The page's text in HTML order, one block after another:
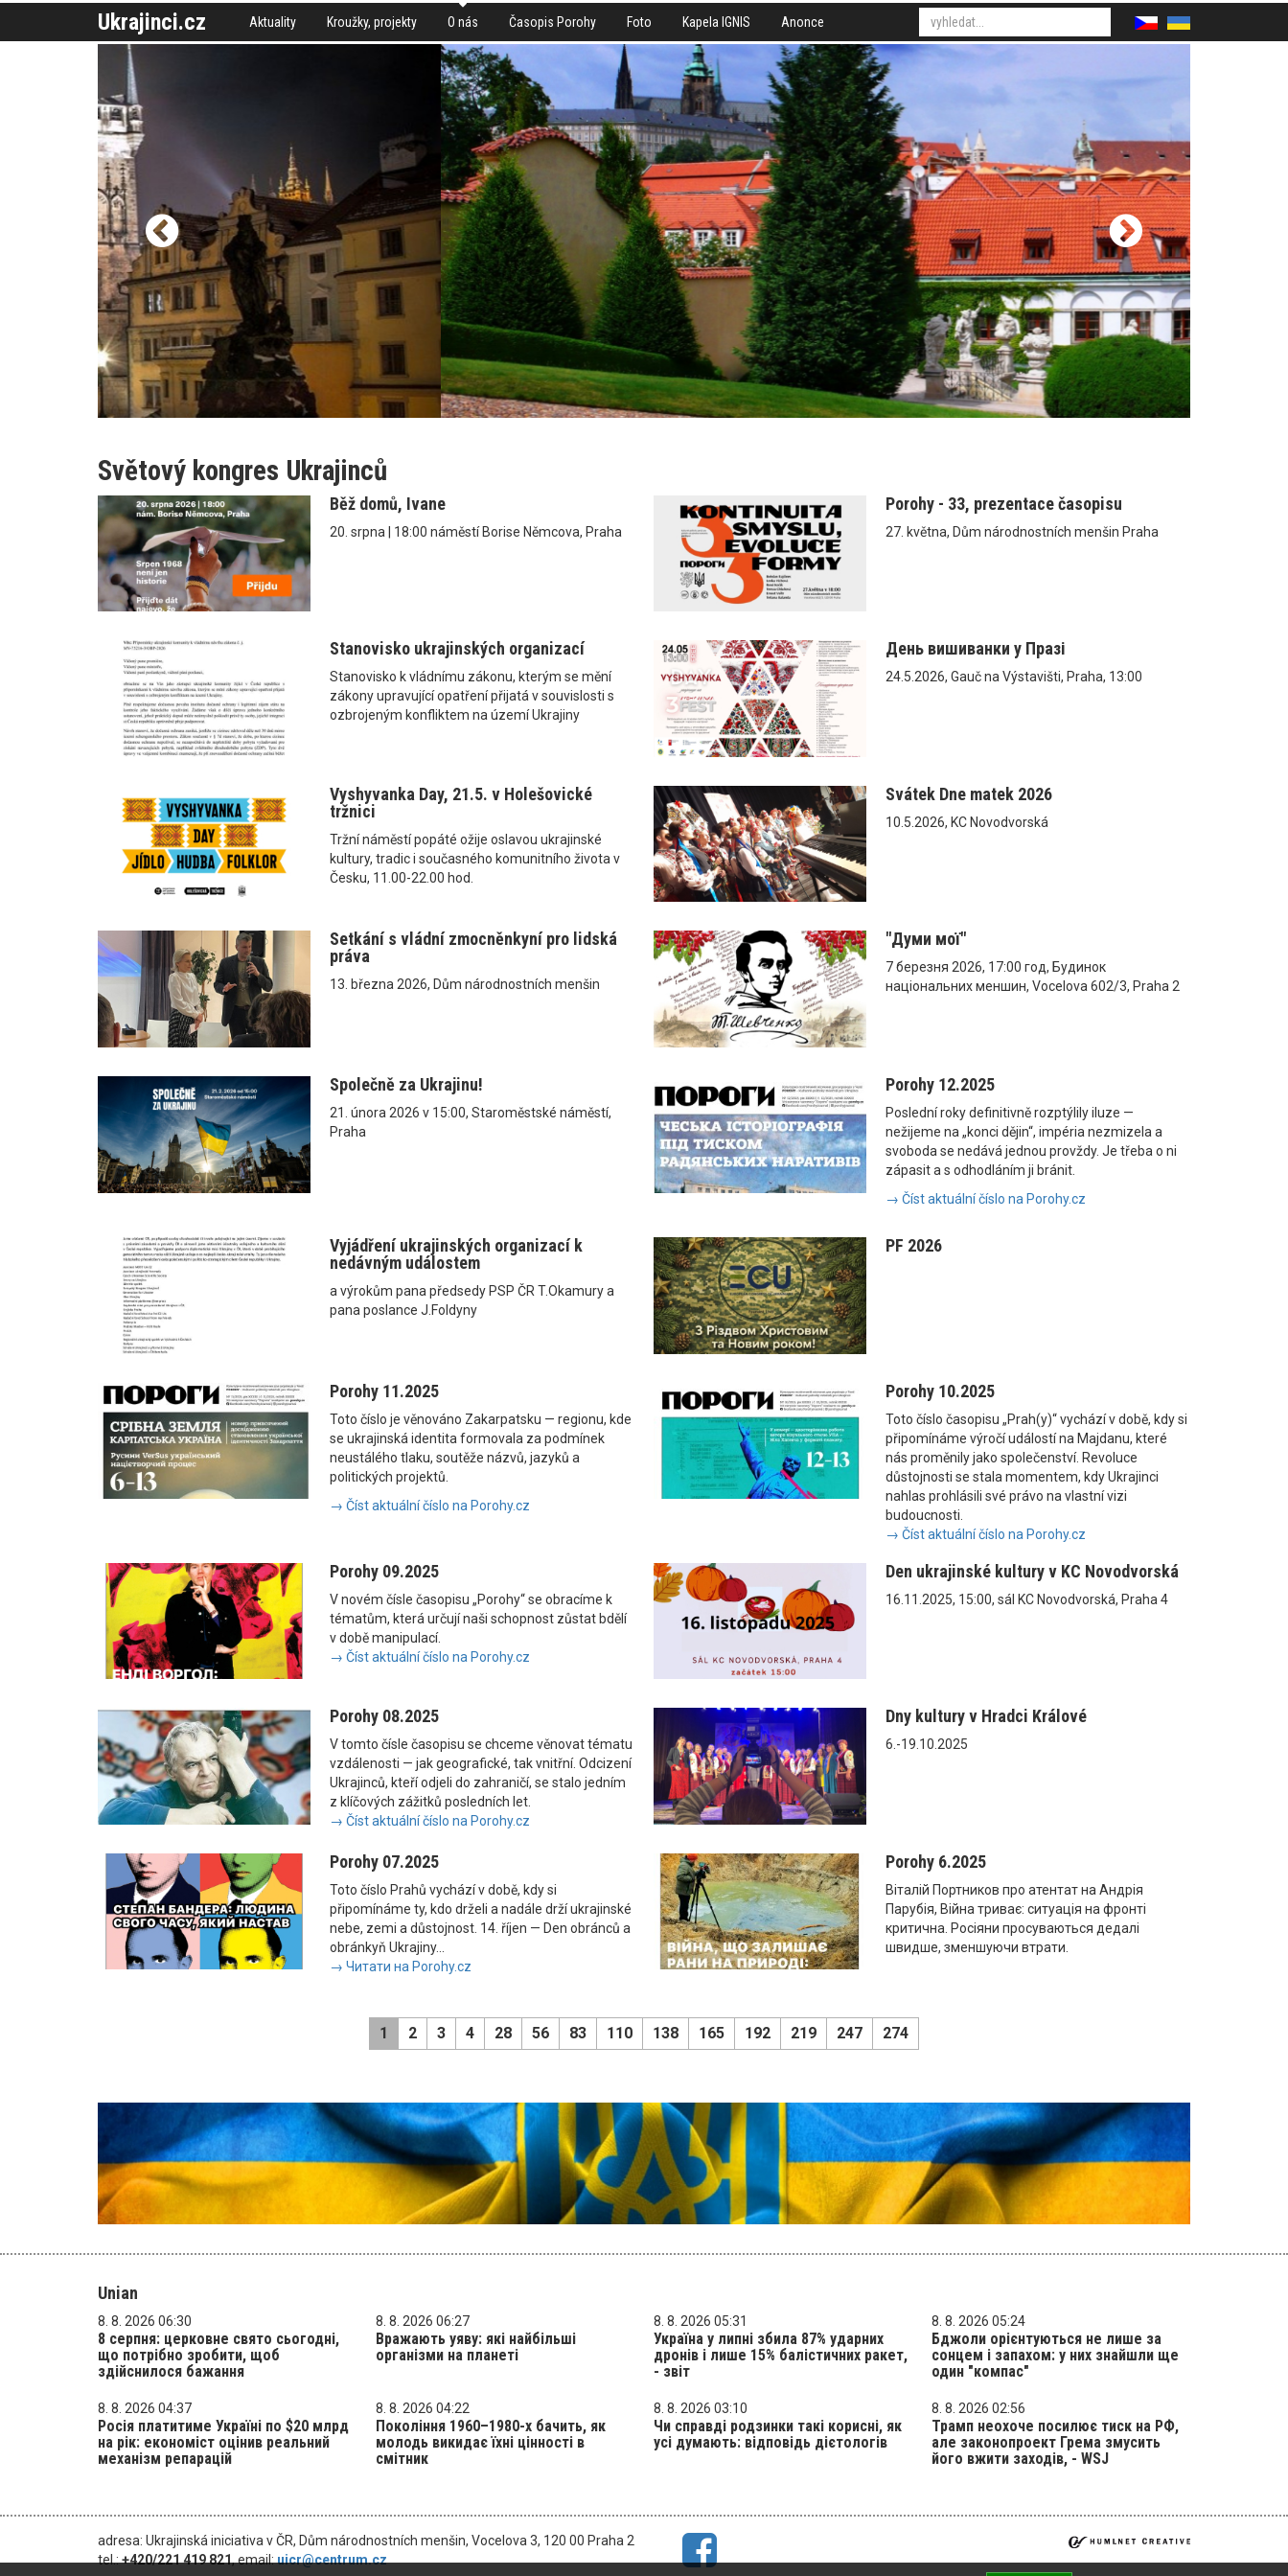
Ukrajinci.cz Aktuality Kroužky, projekty O nás Časopis Porohy Foto Kapela IGNIS Anonce
Světový kongres Ukrajinců
Běž domů, Ivane
20. srpna | 18:00 náměstí Borise Němcova, Praha
Porohy - 33, prezentace časopisu
27. května, Dům národnostních menšin Praha
Stanovisko ukrajinských organizací
Stanovisko k vládnímu zákonu, kterým se mění
zákony upravující opatření přijatá v souvislosti s
ozbrojeným konfliktem na území Ukrajiny
День вишиванки у Празі
24.5.2026, Gauč na Výstavišti, Praha, 13:00
Vyshyvanka Day, 21.5. v Holešovické
tržnici
Tržní náměstí popáté ožije oslavou ukrajinské
kultury, tradic i současného komunitního života v
Česku, 11.00-22.00 hod.
Svátek Dne matek 2026
10.5.2026, KC Novodvorská
Setkání s vládní zmocněnkyní pro lidská
práva
13. března 2026, Dům národnostních menšin
"Думи мої"
7 березня 2026, 17:00 год, Будинок
національних меншин, Vocelova 602/3, Praha 2
Společně za Ukrajinu!
21. února 2026 v 15:00, Staroměstské náměstí,
Praha
Porohy 12.2025
Poslední roky definitivně rozptýlily iluze —
nežijeme na „konci dějin“, impéria nezmizela a
svoboda se nedává jednou provždy. Je třeba o ni
zápasit a s odhodláním ji bránit.
→ Číst aktuální číslo na Porohy.cz
Vyjádření ukrajinských organizací k
nedávným událostem
a výrokům pana předsedy PSP ČR T.Okamury a
pana poslance J.Foldyny
PF 2026
Porohy 11.2025
Toto číslo je věnováno Zakarpatsku — regionu, kde
se ukrajinská identita formovala za podmínek
neustálého tlaku, soutěže názvů, jazyků a
politických projektů.
→ Číst aktuální číslo na Porohy.cz
Porohy 10.2025
Toto číslo časopisu „Prah(y)“ vychází v době, kdy si
připomínáme výročí událostí na Majdanu, které
nás proměnily jako společenství. Revoluce
důstojnosti se stala momentem, kdy Ukrajinci
nahlas prohlásili své právo na vlastní vizi
budoucnosti.
→ Číst aktuální číslo na Porohy.cz
Porohy 09.2025
V novém čísle časopisu „Porohy“ se obracíme k
tématům, která určují naši schopnost zůstat bdělí
v době manipulací.
→ Číst aktuální číslo na Porohy.cz
Den ukrajinské kultury v KC Novodvorská
16.11.2025, 15:00, sál KC Novodvorská, Praha 4
Porohy 08.2025
V tomto čísle časopisu se chceme věnovat tématu
vzdálenosti — jak geografické, tak vnitřní. Odcizení
Ukrajinců, kteří odjeli do zahraničí, se stalo jedním
z klíčových zážitků posledních let.
→ Číst aktuální číslo na Porohy.cz
Dny kultury v Hradci Králové
6.-19.10.2025
Porohy 07.2025
Toto číslo Prahů vychází v době, kdy si
připomínáme ty, kdo drželi a nadále drží ukrajinské
nebe, zemi a důstojnost. 14. říjen — Den obránců a
obránkyň Ukrajiny...
→ Читати на Porohy.cz
Porohy 6.2025
Віталій Портников про атентат на Андрія
Парубія, Війна триває: ситуація на фронті
критична. Росіяни просуваються дедалі
швидше, зменшуючи втрати.
1 2 3 4 28 56 83 110 138 165 192 219 247 274
Unian
8. 8. 2026 06:30
8 серпня: церковне свято сьогодні,
що потрібно зробити, щоб
здійснилося бажання
8. 8. 2026 06:27
Вражають уяву: які найбільші
організми на планеті
8. 8. 2026 05:31
Україна у липні збила 87% ударних
дронів і лише 15% балістичних ракет,
- звіт
8. 8. 2026 05:24
Бджоли орієнтуються не лише за
сонцем і запахом: у них знайшли ще
один "компас"
8. 8. 2026 04:37
Росія платитиме Україні по $20 млрд
на рік: економіст оцінив реальний
механізм репарацій
8. 8. 2026 04:22
Покоління 1960–1980-х бачить, як
молодь викидає їхні цінності в
смітник
8. 8. 2026 03:10
Чи справді родзинки такі корисні, як
усі думають: відповідь дієтологів
8. 8. 2026 02:56
Трамп неохоче посилює тиск на РФ,
але законопроект Грема змусить
його вжити заходів, - WSJ
adresa: Ukrajinská iniciativa v ČR, Dům národnostních menšin, Vocelova 3, 120 00 Praha 2
tel.:+420/221 419 821, email:uicr@centrum.cz